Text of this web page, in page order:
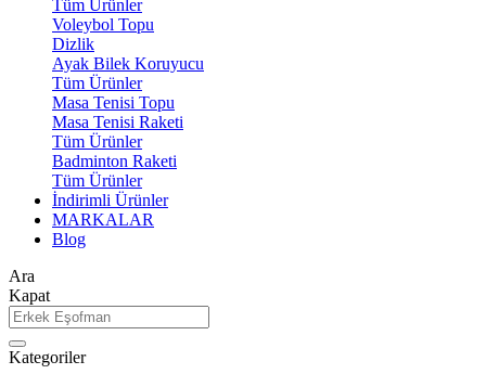
Tüm Ürünler
Voleybol Topu
Dizlik
Ayak Bilek Koruyucu
Tüm Ürünler
Masa Tenisi Topu
Masa Tenisi Raketi
Tüm Ürünler
Badminton Raketi
Tüm Ürünler
İndirimli Ürünler
MARKALAR
Blog
Ara
Kapat
Kategoriler